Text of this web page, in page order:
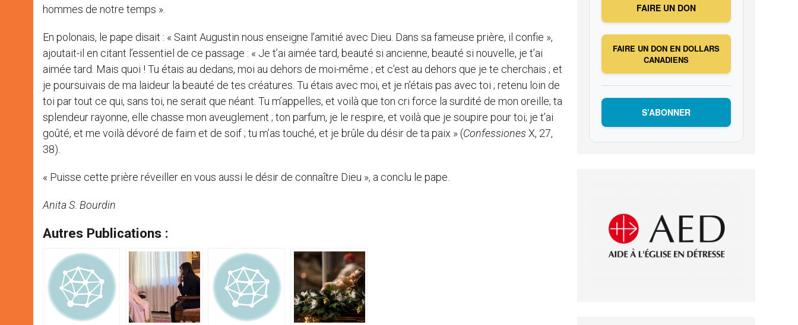
hommes de notre temps ».
En polonais, le pape disait : « Saint Augustin nous enseigne l’amitié avec Dieu. Dans sa fameuse prière, il confie »,
ajoutait-il en citant l’essentiel de ce passage : « Je t’ai aimée tard, beauté si ancienne, beauté si nouvelle, je t’ai
aimée tard. Mais quoi ! Tu étais au dedans, moi au dehors de moi-même ; et c’est au dehors que je te cherchais ; et
je poursuivais de ma laideur la beauté de tes créatures. Tu étais avec moi, et je n’étais pas avec toi ; retenu loin de
toi par tout ce qui, sans toi, ne serait que néant. Tu m’appelles, et voilà que ton cri force la surdité de mon oreille; ta
splendeur rayonne, elle chasse mon aveuglement ; ton parfum, je le respire, et voilà que je soupire pour toi; je t’ai
goûté, et me voilà dévoré de faim et de soif ; tu m’as touché, et je brûle du désir de ta paix » (Confessiones X, 27,
38).
« Puisse cette prière réveiller en vous aussi le désir de connaître Dieu », a conclu le pape.
Anita S. Bourdin
Autres Publications :
FAIRE UN DON
FAIRE UN DON EN DOLLARS
CANADIENS
S’ABONNER